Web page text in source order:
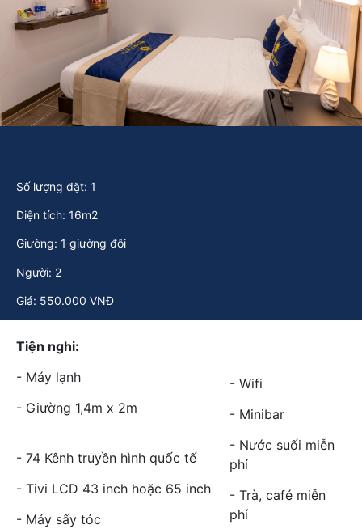
Số lượng đặt: 1
Diện tích: 16m2
Giường: 1 giường đôi
Người: 2
Giá: 550.000 VNĐ
Tiện nghi:
- Máy lạnh
- Giường 1,4m x 2m
- 74 Kênh truyền hình quốc tế
- Tivi LCD 43 inch hoặc 65 inch
- Máy sấy tóc
- Wifi
- Minibar
- Nước suối miễn
phí
- Trà, café miễn
phí